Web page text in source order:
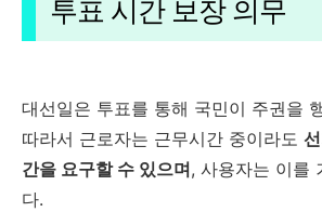
투표 시간 보장 의무
대선일은 투표를 통해 국민이 주권을
따라서 근로자는 근무시간 중이라도
간을 요구할 수 있으며, 사용자는 이를
다.